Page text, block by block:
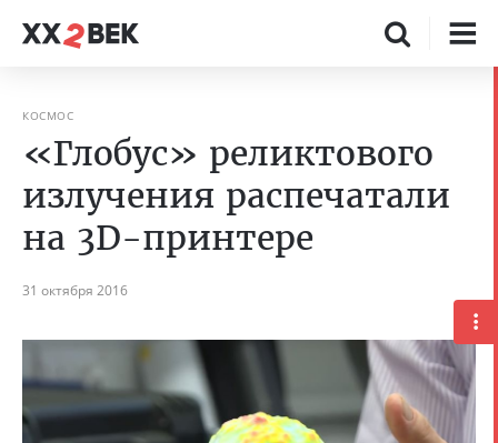
КОСМОС
«Глобус» реликтового
излучения распечатали
на 3D-принтере
31 октября 2016